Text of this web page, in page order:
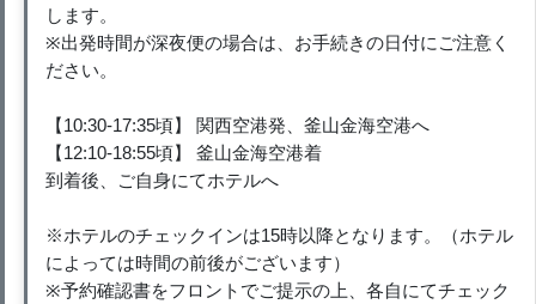
します。
※出発時間が深夜便の場合は、お手続きの日付にご注意く
ださい。
【10:30-17:35頃】 関西空港発、釜山金海空港へ
【12:10-18:55頃】 釜山金海空港着
到着後、ご自身にてホテルへ
※ホテルのチェックインは15時以降となります。（ホテル
によっては時間の前後がございます）
※予約確認書をフロントでご提示の上、各自にてチェック